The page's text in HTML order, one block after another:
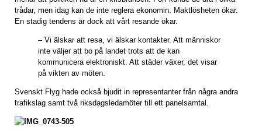
trådar, men idag kan de inte reglera ekonomin. Maktlösheten ökar.
En stadig tendens är dock att vårt resande ökar.
– Vi älskar att resa, vi älskar kontakter. Att människor
inte väljer att bo på landet trots att de kan
kommunicera elektroniskt. Att städer växer, det visar
på vikten av möten.
Svenskt Flyg hade också bjudit in representanter från några andra
trafikslag samt två riksdagsledamöter till ett panelsamtal.